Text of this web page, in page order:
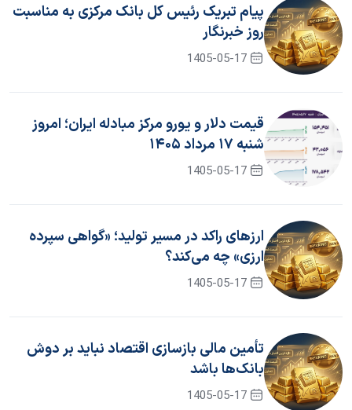
پیام تبریک رئیس کل بانک مرکزی به مناسبت
روز خبرنگار
1405-05-17
قیمت دلار و یورو مرکز مبادله ایران؛ امروز
شنبه ۱۷ مرداد ۱۴۰۵
1405-05-17
ارزهای راکد در مسیر تولید؛ «گواهی سپرده
ارزی» چه می‌کند؟
1405-05-17
تأمین مالی بازسازی اقتصاد نباید بر دوش
بانک‌ها باشد
1405-05-17